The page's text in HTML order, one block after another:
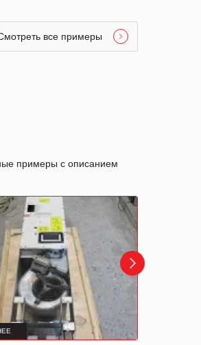
все примеры
примеры с описанием